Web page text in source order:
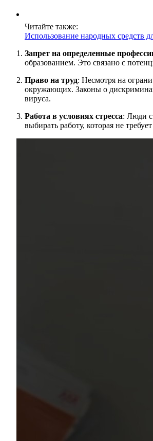
Читайте также:
Использование народных средств
Запрет на определенные
образованием. Это связано с
Право на труд: Несмотря на
окружающих. Законы о
вируса.
Работа в условиях стресса: Люди с
выбирать работу, которая не